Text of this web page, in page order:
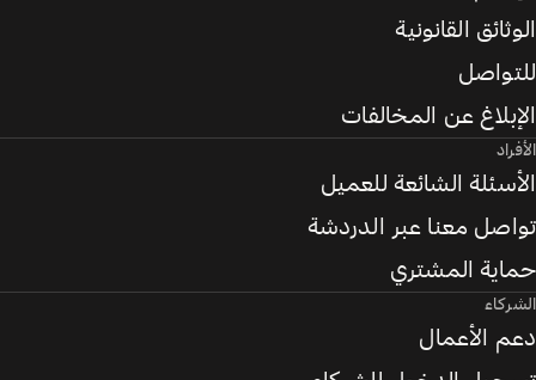
الوثائق القانونية
للتواصل
الإبلاغ عن المخالفات
الأفراد
الأسئلة الشائعة للعميل
تواصل معنا عبر الدردشة
حماية المشتري
الشركاء
دعم الأعمال